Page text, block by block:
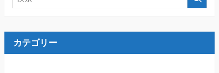
カテゴリー